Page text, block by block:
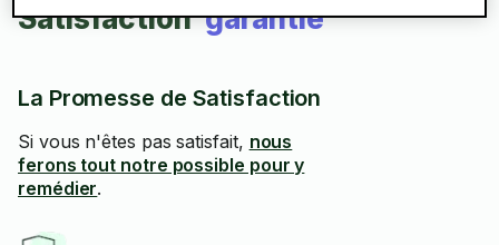
Satisfactiongarantie
La Promesse de Satisfaction
Si vous n'êtes pas satisfait, nous
ferons tout notre possible pour y
remédier.